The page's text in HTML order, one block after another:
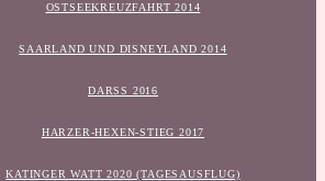
OSTSEEKREUZFAHRT 2014
SAARLAND UND DISNEYLAND 2014
DARSS 2016
HARZER-HEXEN-STIEG 2017
KATINGER WATT 2020 (TAGESAUSFLUG)